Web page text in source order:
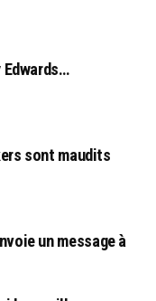
Edwards…
sont maudits
un message à